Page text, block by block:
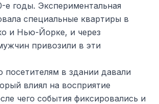
е годы. Экспериментальная
специальные квартиры в
и Нью-Йорке, и через
привозили в эти
посетителям в здании давали
влиял на восприятие
чего события фиксировались и